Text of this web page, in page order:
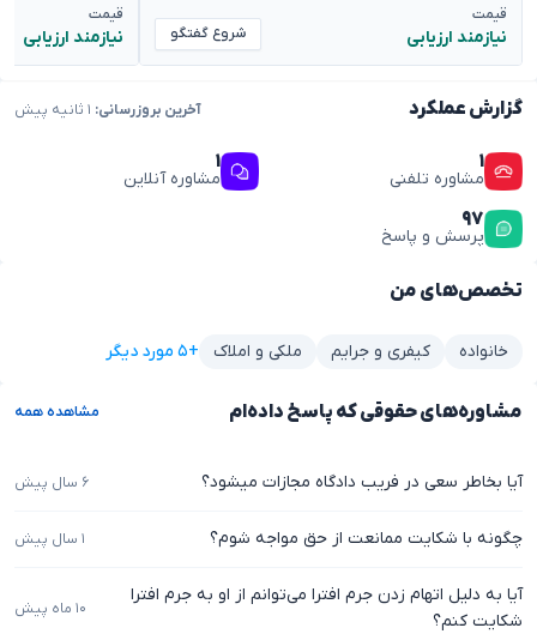
گزارش عملکرد آخرین بروزرسانی:
۱
مشاوره تلفنی
۱
مشاوره آنلاین
۹۷
پرسش و پاسخ
تخصص‌های من
خانواده کیفری و جرایم ملکی و املاک +۵ مورد دیگر
قیمت
نیازمند ارزیابی شروع گفتگو
قیمت
نیازمند ارزیابی
مشاوره‌های حقوقی که پاسخ داده‌ام مشاهده همه
آیا بخاطر سعی در فریب دادگاه مجازات میشود؟ ۶ سال پیش
چگونه با شکایت ممانعت از حق مواجه شوم؟ ۱ سال پیش
آیا به دلیل اتهام زدن جرم افترا می‌توانم از او به جرم افترا
شکایت کنم؟
۱۰ ماه پیش